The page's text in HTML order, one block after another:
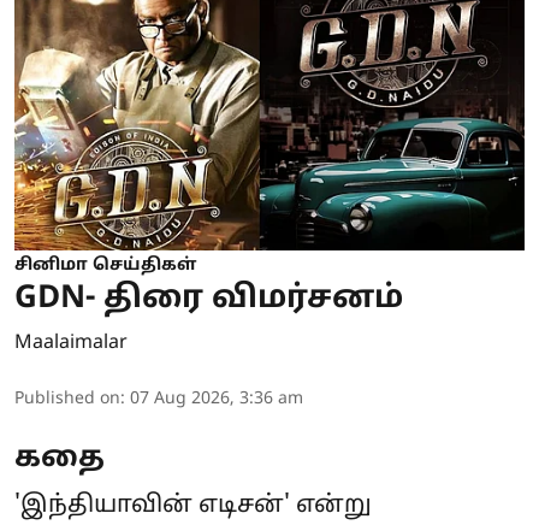
சினிமா செய்திகள்
GDN- திரை விமர்சனம்
Maalaimalar
Published on: 07 Aug 2026, 3:36 am
கதை
'இந்தியாவின் எடிசன்' என்று